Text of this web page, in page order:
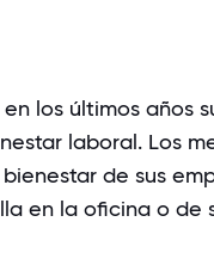
los últimos años
laboral. Los
de sus
en la oficina o de